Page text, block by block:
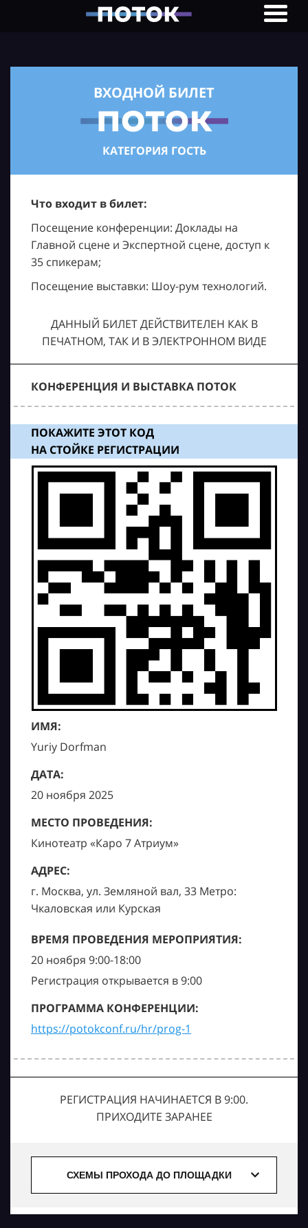
ВХОДНОЙ БИЛЕТ
КАТЕГОРИЯ ГОСТЬ
Что входит в билет:
Посещение конференции: Доклады на
Главной сцене и Экспертной сцене, доступ к
35 спикерам;
Посещение выставки: Шоу-рум технологий.
ДАННЫЙ БИЛЕТ ДЕЙСТВИТЕЛЕН КАК В
ПЕЧАТНОМ, ТАК И В ЭЛЕКТРОННОМ ВИДЕ
КОНФЕРЕНЦИЯ И ВЫСТАВКА ПОТОК
ПОКАЖИТЕ ЭТОТ КОД
НА СТОЙКЕ РЕГИСТРАЦИИ
ИМЯ:
Yuriy Dorfman
ДАТА:
20 ноября 2025
МЕСТО ПРОВЕДЕНИЯ:
Кинотеатр «Каро 7 Атриум»
АДРЕС:
г. Москва, ул. Земляной вал, 33 Метро:
Чкаловская или Курская
ВРЕМЯ ПРОВЕДЕНИЯ МЕРОПРИЯТИЯ:
20 ноября 9:00-18:00
Регистрация открывается в 9:00
ПРОГРАММА КОНФЕРЕНЦИИ:
https://potokconf.ru/hr/prog-1
РЕГИСТРАЦИЯ НАЧИНАЕТСЯ В 9:00.
ПРИХОДИТЕ ЗАРАНЕЕ
СХЕМЫ ПРОХОДА ДО ПЛОЩАДКИ